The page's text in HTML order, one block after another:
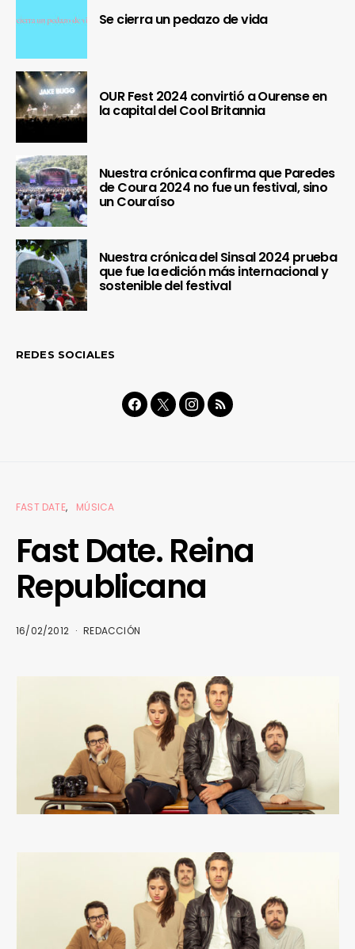
Se cierra un pedazo de vida
OUR Fest 2024 convirtió a Ourense en
la capital del Cool Britannia
Nuestra crónica confirma que Paredes
de Coura 2024 no fue un festival, sino
un Couraíso
Nuestra crónica del Sinsal 2024 prueba
que fue la edición más internacional y
sostenible del festival
REDES SOCIALES
FAST DATE MÚSICA
Fast Date. Reina
Republicana
16/02/2012 REDACCIÓN
¿Te gusta fantasticmag.es?
Pues, ahora que esta web está inactiva,
puede interesarte que la aventura
continúa ensinceramente.cc.